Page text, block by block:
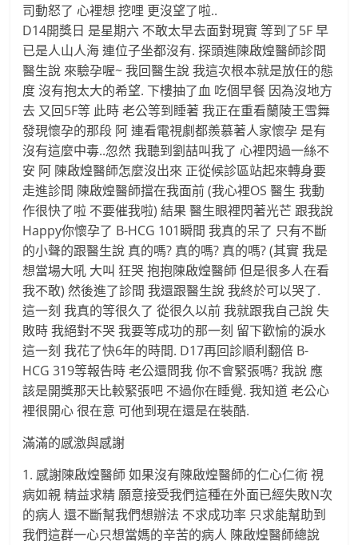
司動怒了 心裡想 挖哩 更沒望了啦..
D14開獎日 是星期六 不敢太早去面對現實 等到了5F 早
已是人山人海 連位子坐都沒有. 探頭進陳啟煌醫師診間
醫生說 來驗孕喔~ 我回醫生說 我這次根本就是放任的態
度 沒有抱太大的希望. 下樓抽了血 吃個早餐 因為沒地方
去 又回5F等 此時 老公等到睡著 我正在重看蘭陵王雪舞
發現懷孕的那段 阿 連看電視劇都羨慕著人家懷孕 是有
沒有這麼中毒..忽然 我聽到劉喆叫我了 心裡閃過一絲不
安 阿 陳啟煌醫師怎麼沒出來 正從候診區站起來轉身要
走進診間 陳啟煌醫師擋在我面前 (我心裡OS 醫生 我動
作很快了啦 不要催我啦) 結果 醫生眼裡閃著光芒 跟我說
Happy你懷孕了 B-HCG 101瞬間 我真的呆了 只有不斷
的小聲的跟醫生說 真的嗎? 真的嗎? 真的嗎? (其實 我是
想當場大吼 大叫 狂哭 抱抱陳啟煌醫師 但是很多人在看
我不敢) 然後進了診間 我還跟醫生說 我終於可以哭了.
這一刻 我真的等很久了 從很久以前 我就跟我自己說 失
敗時 我絕對不哭 我要等成功的那一刻 留下歡愉的淚水
這一刻 我花了快6年的時間. D17再回診順利翻倍 B-
HCG 319等報告時 老公還問我 你不會緊張嗎? 我說 應
該是開獎那天比較緊張吧 不過你在睡覺. 我知道 老公心
裡很開心 很在意 可他到現在還是在裝酷.
滿滿的感激與感謝
1. 感謝陳啟煌醫師 如果沒有陳啟煌醫師的仁心仁術 視
病如親 精益求精 願意接受我們這種在外面已經失敗N次
的病人 還不斷幫我們想辦法 不求成功率 只求能幫助到
我們這群一心只想當媽的辛苦的病人 陳啟煌醫師總說